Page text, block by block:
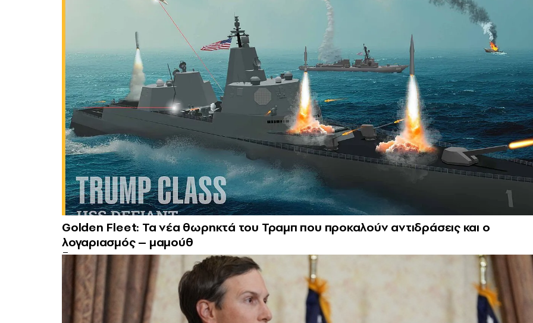
Golden Fleet: Τα νέα θωρηκτά του Τραμπ που προκαλούν αντιδράσεις και ο
λογαριασμός – μαμούθ